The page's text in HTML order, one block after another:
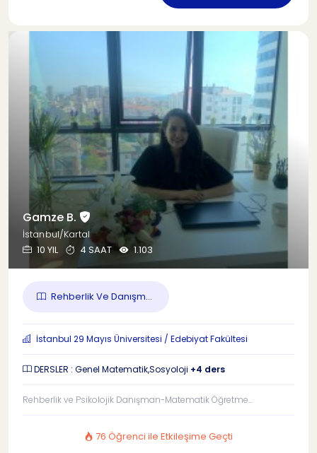
Gamze B.
İstanbul/Kartal
10 YIL
4 SAAT 1.103
Rehberlik Ve Danışm...
İstanbul 29 Mayıs Üniversitesi / Edebiyat Fakültesi
DERSLER : Genel Matematik,Sosyoloji +4 ders
Rehberlik ve Psikolojik Danışman-Matematik Öğretme...
76 Öğrenci ile Etkileşime Geçti